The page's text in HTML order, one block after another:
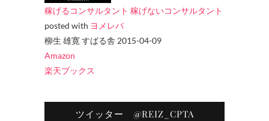
稼げるコンサルタント 稼げないコンサルタント
posted with ヨメレバ
柳生 雄寛 すばる舎 2015-04-09
Amazon
楽天ブックス
ツイッター @REIZ_CPTA